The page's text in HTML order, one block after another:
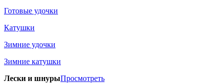
Готовые удочки
Катушки
Зимние удочки
Зимние катушки
Лески и шнурыПросмотреть